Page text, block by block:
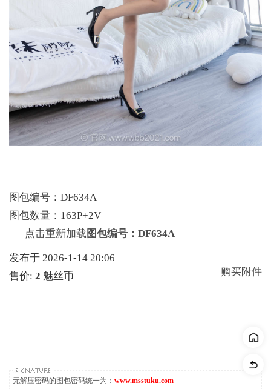
图包编号：DF634A
图包数量：163P+2V
点击重新加载 图包编号：DF634A
发布于 2026-1-14 20:06
售价: 2 魅丝币 购买附件
无解压密码的图包密码统一为： www.msstuku.com